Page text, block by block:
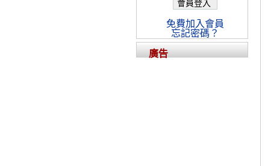
免費加入會員
忘記密碼？
廣告